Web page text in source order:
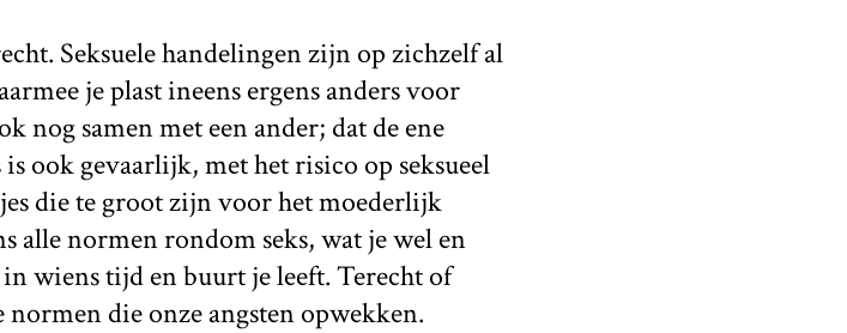
Seksuele handelingen zijn op zichzelf al
je plast ineens ergens anders voor
nog samen met een ander; dat de ene
ook gevaarlijk, met het risico op seksueel
die te groot zijn voor het moederlijk
alle normen rondom seks, wat je wel en
wiens tijd en buurt je leeft. Terecht of
die onze angsten opwekken.